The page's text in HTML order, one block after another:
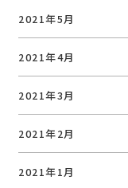
2021年5月
2021年4月
2021年3月
2021年2月
2021年1月